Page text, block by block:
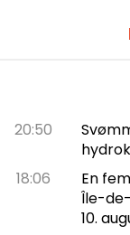
20:50
18:06
En
Île-
10.